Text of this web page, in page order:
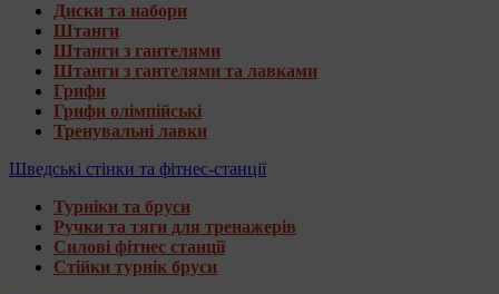
Диски та набори
Штанги
Штанги з гантелями
Штанги з гантелями та лавками
Грифи
Грифи олімпійські
Тренувальні лавки
Шведські стінки та фітнес-станції
Турніки та бруси
Ручки та тяги для тренажерів
Силові фітнес станції
Стійки турнік бруси